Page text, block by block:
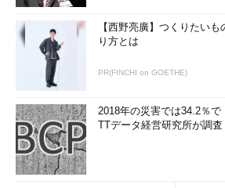
【西野亮廣】つくりたい
り方とは
PR(FINCHI on GOETHE)
2018年の災害では34.2％
TTデータ経営研究所が調査